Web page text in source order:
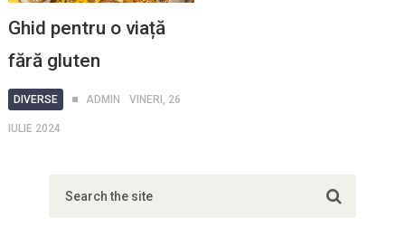
Ghid pentru o viață
fără gluten
DIVERSE ADMIN VINERI, 26
IULIE 2024